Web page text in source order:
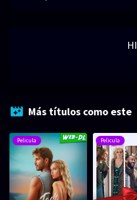
HI
Más títulos como este
Pelicula Pelicula